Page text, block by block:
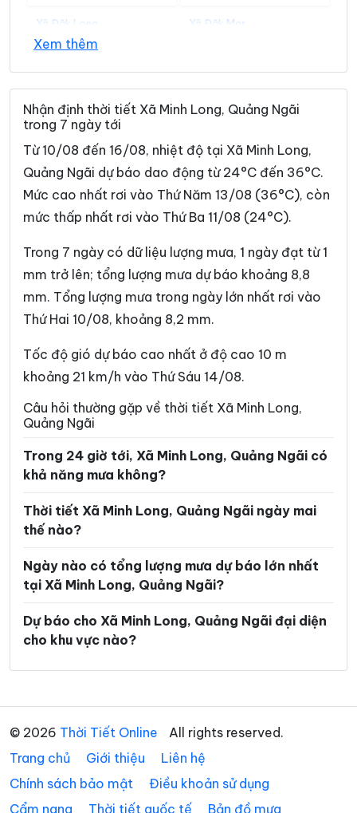
Xã Đăk Long Xã Đăk Mar
Xã Đăk Môn
Xã Đăk Plô Xã Đăk Pxi
Xã Đăk Rơ Wa Xã Đăk Rve
Xã Đăk Sao Xã Đăk Tô
Xã Đăk Tờ Kan Xã Đăk Ui
Xã Đặng Thùy Trâm Xã Đình Cương
Xã Dục Nông Xã Ia Chim
Xã Ia Đal Xã Ia Tơi
Xã Kon Đào Xã Kon Plông
Xã Măng Bút
Xã Măng Ri Xã Mỏ Cày
Xã Mộ Đức Xã Mô Rai
Xã Nghĩa Giang Xã Ngọc Linh
Xã Ngọk Bay Xã Ngọk Réo
Xã Ngọk Tụ Xã Nguyễn Nghiêm
Xã Phước Giang Xã Rờ Kơi
Xã Sa Bình
Xã Sơn Hạ Xã Sơn Kỳ
Xã Sơn Linh Xã Sơn Mai
Xã Sơn Tây Hạ
Xã Sơn Tây Thượng Xã Sơn Tịnh
Xem thêm
Nhận định thời tiết Xã Minh Long, Quảng Ngãi
trong 7 ngày tới
Từ 10/08 đến 16/08, nhiệt độ tại Xã Minh Long,
Quảng Ngãi dự báo dao động từ 24°C đến 36°C.
Mức cao nhất rơi vào Thứ Năm 13/08 (36°C), còn
mức thấp nhất rơi vào Thứ Ba 11/08 (24°C).
Trong 7 ngày có dữ liệu lượng mưa, 1 ngày đạt từ 1
mm trở lên; tổng lượng mưa dự báo khoảng 8,8
mm. Tổng lượng mưa trong ngày lớn nhất rơi vào
Thứ Hai 10/08, khoảng 8,2 mm.
Tốc độ gió dự báo cao nhất ở độ cao 10 m
khoảng 21 km/h vào Thứ Sáu 14/08.
Câu hỏi thường gặp về thời tiết Xã Minh Long,
Quảng Ngãi
Trong 24 giờ tới, Xã Minh Long, Quảng Ngãi có
khả năng mưa không?
Thời tiết Xã Minh Long, Quảng Ngãi ngày mai
thế nào?
Ngày nào có tổng lượng mưa dự báo lớn nhất
tại Xã Minh Long, Quảng Ngãi?
Dự báo cho Xã Minh Long, Quảng Ngãi đại diện
cho khu vực nào?
© 2026 Thời Tiết Online
All rights reserved.
Trang chủ
Giới thiệu
Liên hệ
Chính sách bảo mật
Điều khoản sử dụng
Cẩm nang
Thời tiết quốc tế Bản đồ mưa